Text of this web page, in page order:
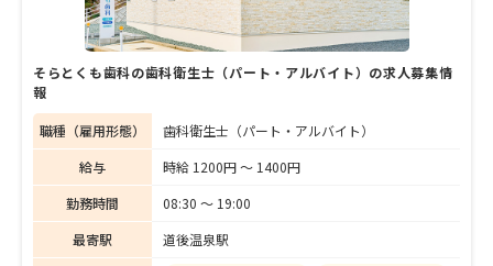
そらとくも歯科の歯科衛生士（パート・アルバイト）の求人募集情
報
職種（雇用形態）
歯科衛生士（パート・アルバイト）
給与
時給 1200円 〜 1400円
勤務時間
08:30 〜 19:00
最寄駅
道後温泉駅